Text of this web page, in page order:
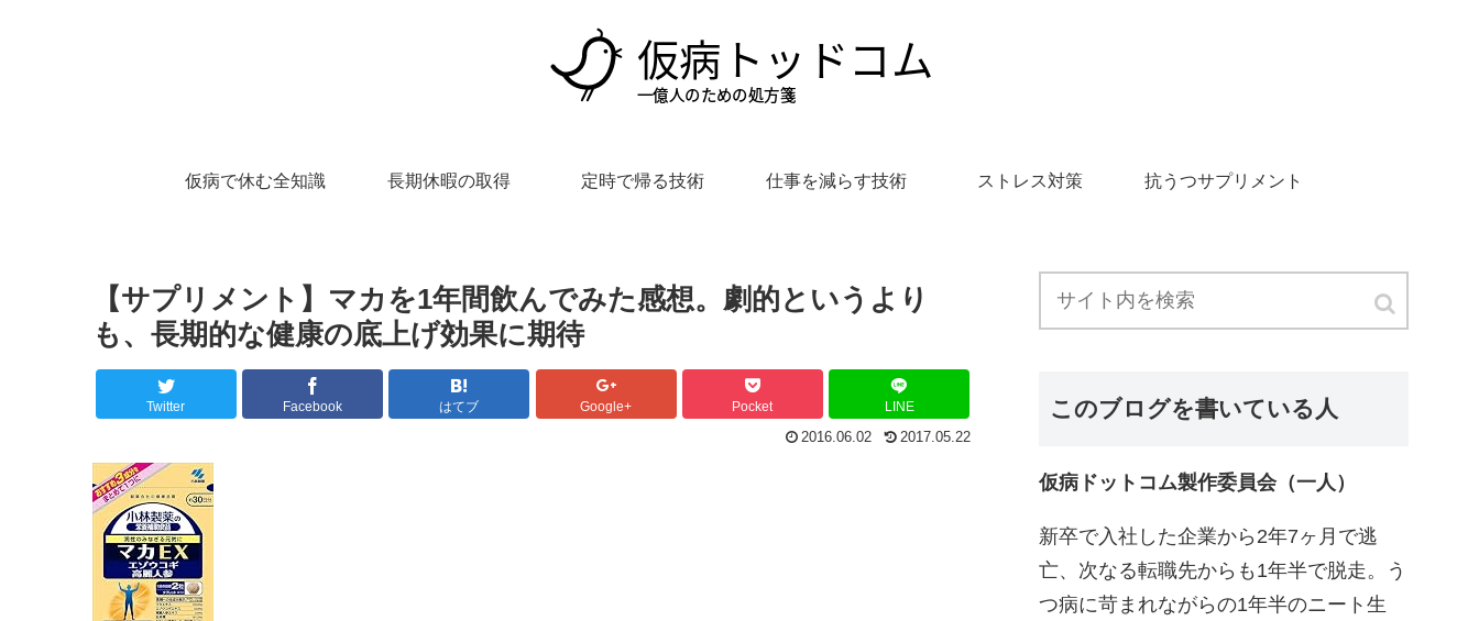
仮病で休む全知識 長期休暇の取得 定時で帰る技術 仕事を減らす技術 ストレス対策 抗うつサプリメント
【サプリメント】マカを1年間飲んでみた感想。劇的というより
も、長期的な健康の底上げ効果に期待
Twitter Facebook はてブ Google+ Pocket LINE
2016.06.02 2017.05.22
このブログを書いている人
仮病ドットコム製作委員会（一人）
新卒で入社した企業から2年7ヶ月で逃
亡、次なる転職先からも1年半で脱走。う
つ病に苛まれながらの1年半のニート生